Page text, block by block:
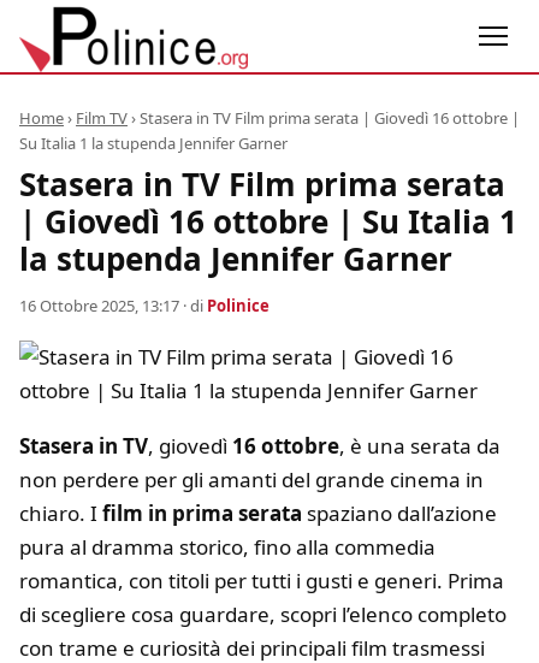
Home› Film TV›Stasera in TV Film prima serata | Giovedì 16 ottobre |
Su Italia 1 la stupenda Jennifer Garner
Stasera in TV Film prima serata
| Giovedì 16 ottobre | Su Italia 1
la stupenda Jennifer Garner
16 Ottobre 2025, 13:17 · di Polinice
Stasera in TV, giovedì 16 ottobre, è una serata da
non perdere per gli amanti del grande cinema in
chiaro. I film in prima serata spaziano dall’azione
pura al dramma storico, fino alla commedia
romantica, con titoli per tutti i gusti e generi. Prima
di scegliere cosa guardare, scopri l’elenco completo
con trame e curiosità dei principali film trasmessi